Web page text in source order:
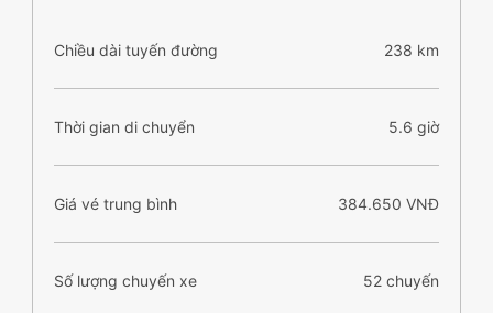
Chiều dài tuyến đường 238 km
Thời gian di chuyển 5.6 giờ
Giá vé trung bình 384.650 VNĐ
Số lượng chuyến xe 52 chuyến